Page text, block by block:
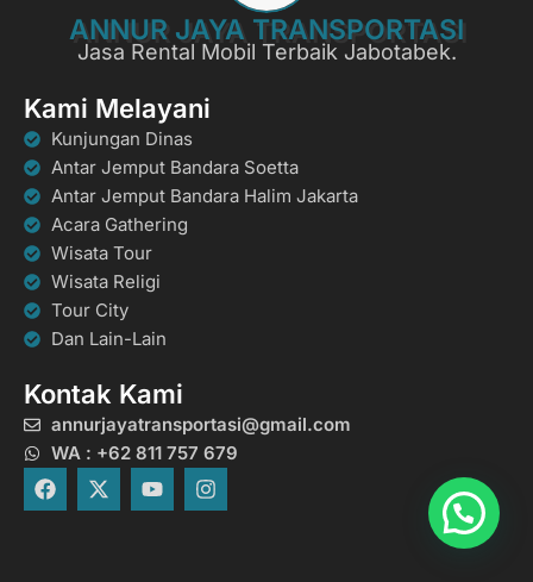
ANNUR JAYA TRANSPORTASI
Jasa Rental Mobil Terbaik Jabotabek.
Kami Melayani
Kunjungan Dinas
Antar Jemput Bandara Soetta
Antar Jemput Bandara Halim Jakarta
Acara Gathering
Wisata Tour
Wisata Religi
Tour City
Dan Lain-Lain
Kontak Kami
annurjayatransportasi@gmail.com
WA : +62 811 757 679
F
a
X
-
Y
o
I
n